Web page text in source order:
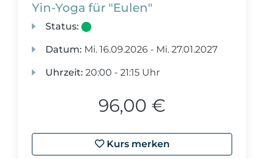
Yin-Yoga für "Eulen"
Status:
Datum: Mi. 16.09.2026 - Mi. 27.01.2027
Uhrzeit: 20:00 - 21:15 Uhr
96,00 €
Kurs merken